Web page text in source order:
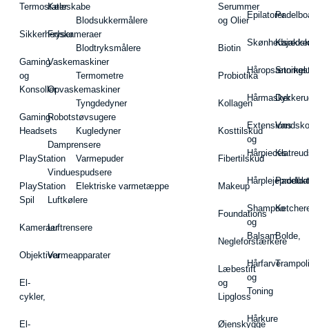
Termostater
Sikkerhedskameraer
Gaming
og
Konsoller
Gaming-
Headsets
PlayStation
PlayStation
Spil
Kameraer
Objektiver
El-
cykler,
El-
Køleskabe
Fryser
Vaskemaskiner
Opvaskemaskiner
Robotstøvsugere
Damprensere
Vinduespudsere
Luftkølere
Luftrensere
Varmeapparater
Blodsukkermålere
Blodtryksmålere
Termometre
Tyngdedyner
Kugledyner
Varmepuder
Elektriske varmetæppe
Serummer
og Olier
Biotin
Probiotika
Kollagen
Kosttilskud
Fibertilskud
Makeup
Foundations
Negleforstærkere
Læbestift
og
Lipgloss
Øjenskygge
Epilatorer
Hårmasker
Extensions
og
Hårpieces
Shampoo
og
Balsam
Hårfarve
og
Toning
Hårkure
Vandsko
Bolde,